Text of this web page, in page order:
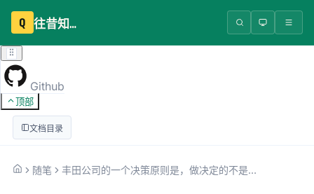
Q 往昔知识库
Github
顶部
文档目录
随笔 丰田公司的一个决策原则是，做决定的不是等级最高的人，而是最接近正在发生的事情的人。丰田公司认为，决策时掌握的实践知识越多，决策就会越好。